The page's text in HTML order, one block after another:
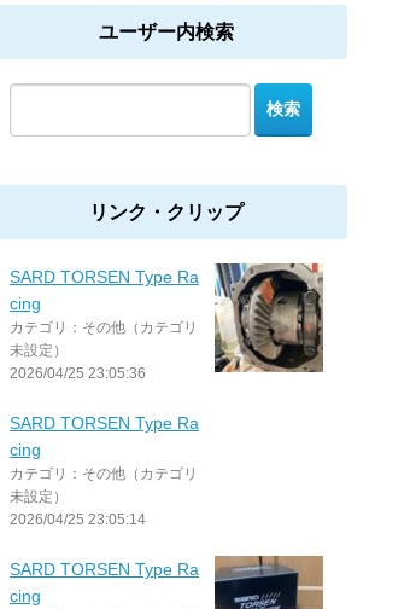
ユーザー内検索
リンク・クリップ
SARD TORSEN Type Ra
cing
カテゴリ：その他（カテゴリ
未設定）
2026/04/25 23:05:36
SARD TORSEN Type Ra
cing
カテゴリ：その他（カテゴリ
未設定）
2026/04/25 23:05:14
SARD TORSEN Type Ra
cing